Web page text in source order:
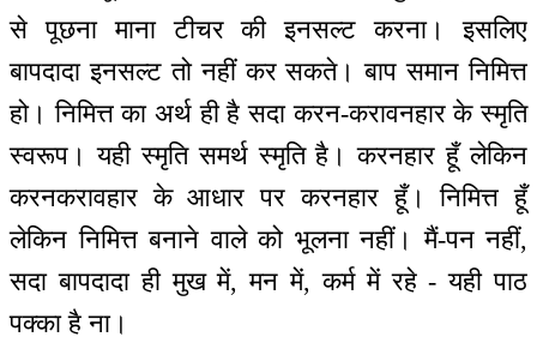
से पूछना माना टीचर की इनसल्ट करना। इसलिए
बापदादा इनसल्ट तो नहीं कर सकते। बाप समान निमित्त
हो। निमित्त का अर्थ ही है सदा करन-करावनहार के स्मृति
स्वरूप। यही स्मृति समर्थ स्मृति है। करनहार हूँ लेकिन
करनकरावहार के आधार पर करनहार हूँ। निमित्त हूँ
लेकिन निमित्त बनाने वाले को भूलना नहीं। मैं-पन नहीं,
सदा बापदादा ही मुख में, मन में, कर्म में रहे - यही पाठ
पक्का है ना।